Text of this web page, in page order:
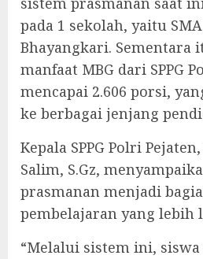
pada 1 sekolah, yaitu
Bhayangkari. Sementara
manfaat MBG dari SPPG
mencapai 2.606 porsi,
ke berbagai jenjang
Kepala SPPG Polri
Salim, S.Gz,
prasmanan menjadi
pembelajaran yang lebih
“Melalui sistem ini,